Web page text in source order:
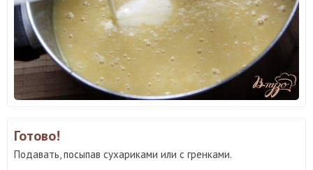
Готово!
Подавать, посыпав сухариками или с гренками.